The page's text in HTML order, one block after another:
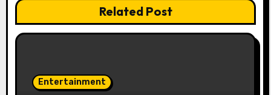
Related Post
Entertainment